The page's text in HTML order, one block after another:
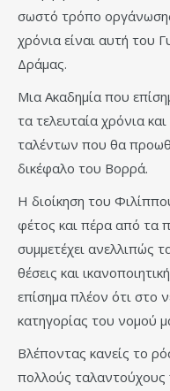
σωστό τρόπο οργάνωσης
χρόνια είναι αυτή του
Δράμας.
Μια Ακαδημία που
τα τελευταία χρόνια
ταλέντων που θα
δικέφαλο του Βορρά.
Η διοίκηση του
φέτος και πέρα από τα
συμμετέχει ανελλιπώς
θέσεις και
επίσημα πλέον ότι στο
κατηγορίας του νομού
Βλέποντας κανείς το
πολλούς